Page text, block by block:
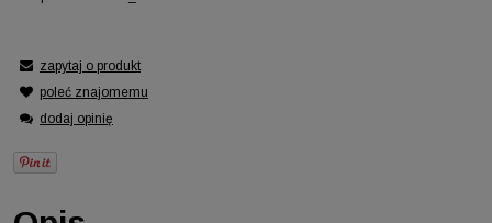
zapytaj o produkt
poleć znajomemu
dodaj opinię